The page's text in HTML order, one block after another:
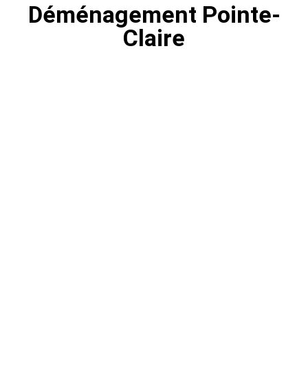
Déménagement Pointe-
Claire